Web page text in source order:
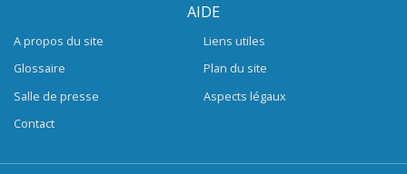
AIDE
A propos du site
Glossaire
Salle de presse
Contact
Liens utiles
Plan du site
Aspects légaux